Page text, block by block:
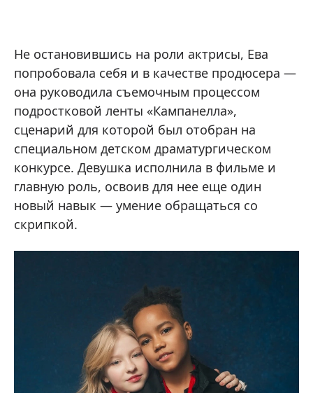
Не остановившись на роли актрисы, Ева
попробовала себя и в качестве продюсера —
она руководила съемочным процессом
подростковой ленты «Кампанелла»,
сценарий для которой был отобран на
специальном детском драматургическом
конкурсе. Девушка исполнила в фильме и
главную роль, освоив для нее еще один
новый навык — умение обращаться со
скрипкой.